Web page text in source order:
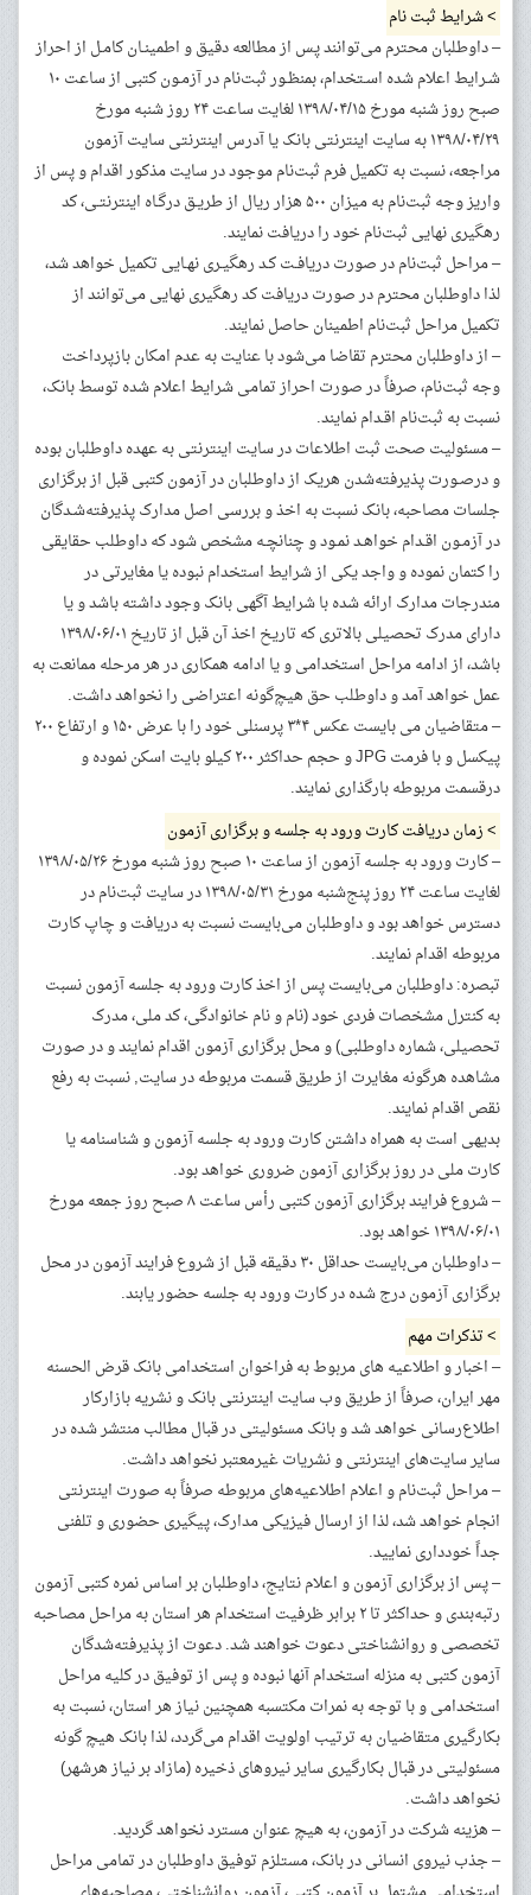
> شرایط ثبت نام
– داوطلبان محترم می‌توانند پس از مطالعه دقیق و اطمینـان کامـل از احراز
شـرایط اعلام شده اسـتخدام، بمنظـور ثبت‌نام در آزمـون کتبی از ساعت ۱۰
صبح روز ‌شنبه مورخ ۱۳۹۸/۰۴/۱۵ لغایت ساعت ۲۴ روز ‌شنبه مورخ
۱۳۹۸/۰۴/۲۹ به سایت اینترنتی بانک یا آدرس اینترنتی سایت آزمون
مراجعه، نسبت به تکمیل فرم ثبت‌نام موجود در سایت مذکور اقدام و پس از
واریز وجه ثبت‌نام به میزان ۵۰۰ هزار ریال از طریـق درگـاه اینترنتـی، کد
رهگیری نهایی ثبت‌نام خود را دریافت نمایند.
– مراحل ثبت‌نام در صورت دریافـت کـد رهگیـری نهـایی تکمیل خواهد شد،
لذا داوطلبان محترم در صورت دریافت کد رهگیری نهایی می‌توانند از
تکمیل مراحل ثبت‌نام اطمینان حاصل نمایند.
– از داوطلبان محترم تقاضا می‌شود با عنایت به عدم امکان بازپرداخت
وجه ثبت‌نام، صرفاً در صورت احراز تمامی شرایط اعلام شده توسط بانک،
نسبت به ثبت‌نام اقـدام نمایند.
– مسئولیت صحت ثبت اطلاعات در سایت اینترنتی به عهده داوطلبان بوده
و درصـورت پذیرفته‌شدن هریک از داوطلبان در آزمون کتبی قبل از برگزاری
جلسات مصاحبه، بانک نسبت به اخذ و بررسی اصل مدارک پذیرفته‌شـدگان
در آزمـون اقـدام خواهـد نمـود و چنانچـه مشخص شود که داوطلب حقایقی
را کتمان نموده و واجد یکی از شرایط استخدام نبوده یا مغایرتی در
مندرجات مدارک ارائه شده با شرایط آگهی بانک وجود داشته باشد و یا
دارای مدرک تحصیلی بالاتری که تاریخ اخذ آن قبل از تاریخ ۱۳۹۸/۰۶/۰۱
باشد، از ادامه مراحل استخدامی و یا ادامه همکاری در هر مرحله ممانعت به
عمل خواهد آمد و داوطلب حق هیچ‌گونه اعتراضی را نخواهد داشت.
– متقاضیان می بایست عکس ۴*۳ پرسنلی خود را با عرض ۱۵۰ و ارتفاع ۲۰۰
پیکسل و با فرمت JPG و حجم حداکثر ۲۰۰ کیلو بایت اسکن نموده و
درقسمت مربوطه بارگذاری نمایند.
> زمان دریافت کارت ورود به جلسه و برگزاری آزمون
– کارت ورود به جلسه آزمون از ساعت ۱۰ صبح روز شنبه مورخ ۱۳۹۸/۰۵/۲۶
لغایت ساعت ۲۴ روز پنج‌شنبه مورخ ۱۳۹۸/۰۵/۳۱ در سایت ثبت‌نام در
دسترس خواهد بود و داوطلبان می‌بایست نسبت به دریافت و چاپ کارت
مربوطه اقدام نمایند.
تبصره: داوطلبان می‌بایست پس از اخذ کارت ورود به جلسه آزمون نسبت
به کنترل مشخصات فردی خود (نام و نام خانوادگی، کد ملی، مدرک
تحصیلی، شماره داوطلبی) و محل برگزاری آزمون اقدام نمایند و در صورت
مشاهده هرگونه مغایرت از طریق قسمت مربوطه در سایت, نسبت به رفع
نقص اقدام نمایند.
بدیهی است به همراه داشتن کارت ورود به جلسه آزمون و شناسنامه یا
کارت ملی در روز برگزاری آزمون ضروری خواهد بود.
– شروع فرایند برگزاری آزمون کتبی رأس ساعت ۸ صبح روز جمعه مورخ
۱۳۹۸/۰۶/۰۱ خواهد بود.
– داوطلبان می‌بایست حداقل ۳۰ دقیقه قبل از شروع فرایند آزمون در محل
برگزاری آزمون درج شده در کارت ورود به جلسه حضور یابند.
> تذکرات مهم
– اخبار و اطلاعیه های مربوط به فراخوان استخدامی بانک قرض الحسنه
مهر ایران، صرفاً از طریق وب سایت اینترنتی بانک و نشریه بازارکار
اطلاع‌رسانی خواهد شد و بانک مسئولیتی در قبال مطالب منتشر شده در
سایر سایت‌های اینترنتی و نشریات غیرمعتبر نخواهد داشت.
– مراحل ثبت‌نام و اعلام اطلاعیه‌های مربوطه صرفاً به صورت اینترنتی
انجام خواهد شد، لذا از ارسال فیزیکی مدارک، پیگیری حضوری و تلفنی
جداً خودداری نمایید.
– پس از برگزاری آزمون و اعلام نتایج، داوطلبان بر اساس نمره کتبی آزمون
رتبه‌بندی و حداکثر تا ۲ برابر ظرفیت استخدام هر استان به مراحل مصاحبه
تخصصی و روانشناختی دعوت خواهند شد. دعوت از پذیرفته‌شدگان
آزمون کتبی به منزله استخدام آنها نبوده و پس از توفیق در کلیه مراحل
استخدامی و با توجه به نمرات مکتسبه همچنین نیاز هر استان، نسبت به
بکارگیری متقاضیان به ترتیب اولویت اقدام می‌گردد، لذا بانک هیچ گونه
مسئولیتی در قبال بکارگیری سایر نیروهای ذخیره (مازاد بر نیاز هرشهر)
نخواهد داشت.
– هزینه شرکت در آزمون، به هیچ عنوان مسترد نخواهد گردید.
– جذب نیروی انسانی در بانک، مستلزم توفیق داوطلبان در تمامی مراحل